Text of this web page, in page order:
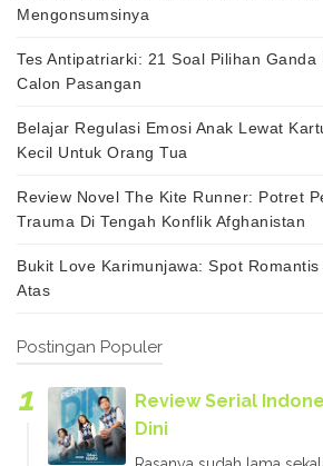
Mengonsumsinya
Tes Antipatriarki: 21 Soal Pilihan Ganda
Calon Pasangan
Belajar Regulasi Emosi Anak Lewat
Kecil Untuk Orang Tua
Review Novel The Kite Runner: Potret
Trauma Di Tengah Konflik Afghanistan
Bukit Love Karimunjawa: Spot
Atas
Postingan Populer
Review Serial
Dini